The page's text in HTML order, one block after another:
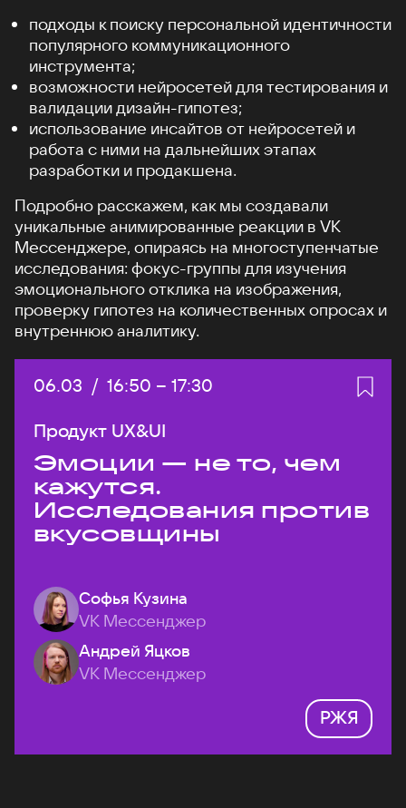
подходы к поиску персональной идентичности
популярного коммуникационного
инструмента;
возможности нейросетей для тестирования и
валидации дизайн-гипотез;
использование инсайтов от нейросетей и
работа с ними на дальнейших этапах
разработки и продакшена.
Подробно расскажем, как мы создавали
уникальные анимированные реакции в VK
Мессенджере, опираясь на многоступенчатые
исследования: фокус-группы для изучения
эмоционального отклика на изображения,
проверку гипотез на количественных опросах и
внутреннюю аналитику.
Дата:
06.03 / Начало:
16:50 – Конец:
17:30
Продукт UX&UI
Эмоции — не то, чем
кажутся.
Исследования против
вкусовщины
Софья Кузина
VK Мессенджер
Андрей Яцков
VK Мессенджер
РЖЯ